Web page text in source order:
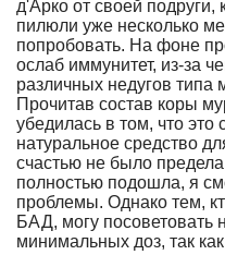
д'Арко от своей подруги,
пилюли уже несколько
попробовать. На фоне
ослаб иммунитет, из-за
различных недугов типа
Прочитав состав коры
убедилась в том, что
натуральное средство
счастью не было
полностью подошла, я
проблемы. Однако тем,
БАД, могу посоветовать
минимальных доз, так